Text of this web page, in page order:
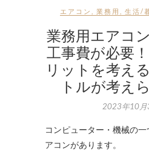
エアコン 業務用 生活/
業務用エアコ
工事費が必要
リットを考え
トルが考え
2023年10月
コンピューター・機械の
アコンがあります。